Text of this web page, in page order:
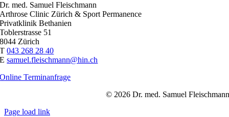
Dr. med. Samuel Fleischmann
Arthrose Clinic Zürich & Sport Permanence
Privatklinik Bethanien
Toblerstrasse 51
8044 Zürich
T043 268 28 40
Esamuel.fleischmann@hin.ch
Online Terminanfrage
© 2026 Dr. med. Samuel Fleischmann
Page load link